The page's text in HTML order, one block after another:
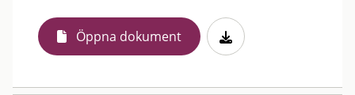
Öppna dokument